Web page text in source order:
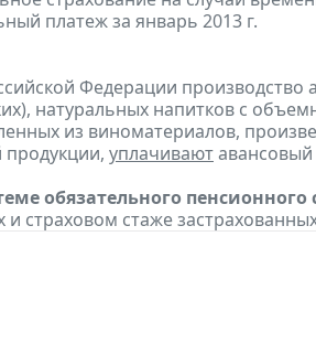
платеж за январь 2013 г.
Федерации производство
натуральных напитков с
из виноматериалов,
уплачиваютавансовый
обязательного пенсионного
и страховом стаже